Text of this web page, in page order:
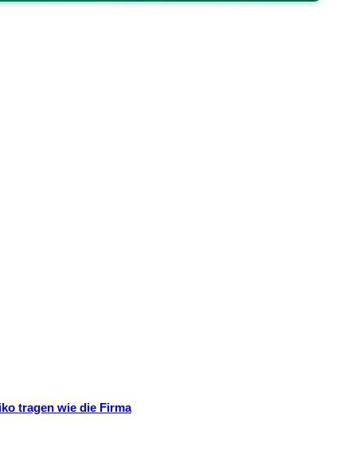
tragen wie die Firma